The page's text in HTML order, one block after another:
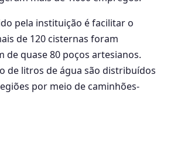
pela instituição é facilitar o
de 120 cisternas foram
de quase 80 poços artesianos.
de litros de água são distribuídos
por meio de caminhões-